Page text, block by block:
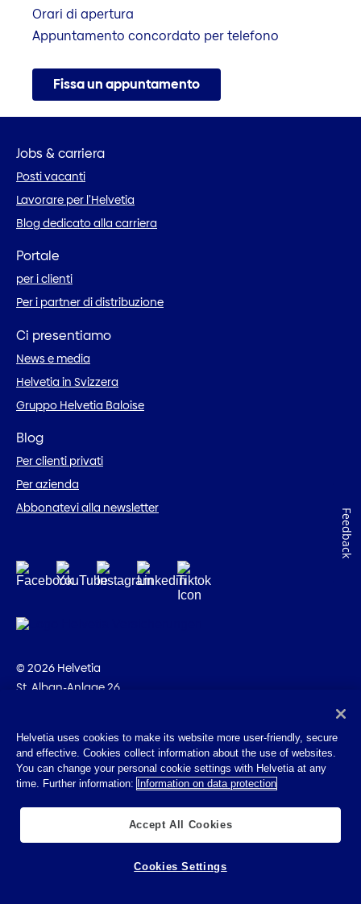
Orari di apertura
Appuntamento concordato per telefono
Fissa un appuntamento
Jobs & carriera
Posti vacanti
Lavorare per l’Helvetia
Blog dedicato alla carriera
Portale
per i clienti
Per i partner di distribuzione
Ci presentiamo
News e media
Helvetia in Svizzera
Gruppo Helvetia Baloise
Blog
Per clienti privati
Per azienda
Abbonatevi alla newsletter
© 2026 Helvetia
St. Alban-Anlage 26
Impressum
Disposizioni giuridiche
Helvetia uses cookies to make its website more user-friendly, secure
and effective. Cookies collect information about the use of websites.
You can change your personal cookie settings with Helvetia at any
time. Further information: Information on data protection
Accept All Cookies
Cookies Settings
Feedback